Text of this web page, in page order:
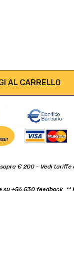
AL CARRELLO
€ 200 - Vedi tariffe
su +56.530 feedback. **